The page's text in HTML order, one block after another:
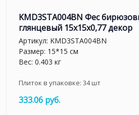
KMD3STA004BN Фес
глянцевый 15x15x0,77 декор
Артикул: KMD3STA004BN
Размер: 15*15 см
Вес: 0.403 кг
Плиток в упаковке: 34шт
333.06 руб.